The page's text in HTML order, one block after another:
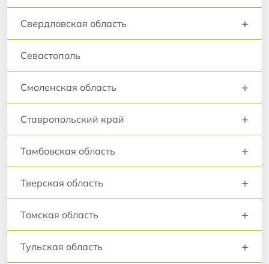
Свердловская область +
Севастополь
Смоленская область +
Ставропольский край +
Тамбовская область +
Тверская область +
Томская область +
Тульская область +